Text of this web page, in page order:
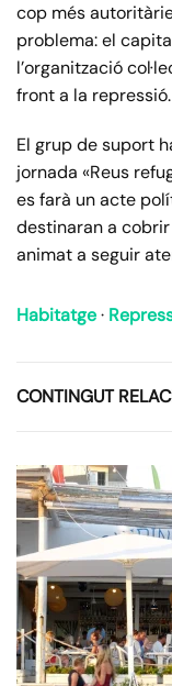
cop més
problema: el
l’organització
front a la repressió.
El grup de suport
jornada «Reus
es farà un acte
destinaran a
animat a seguir
Habitatge·
CONTINGUT